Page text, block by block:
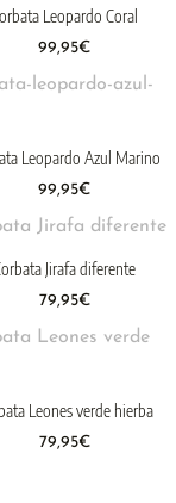
Leopardo Coral
99,95€
Leopardo Azul Marino
99,95€
Jirafa diferente
79,95€
Leones verde hierba
79,95€